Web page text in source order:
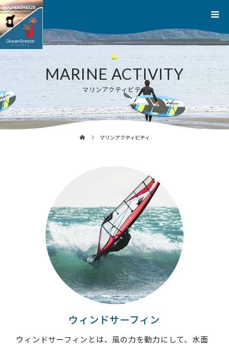
MARINE ACTIVITY
マリンアクティビティ
マリンアクティビティ
ウィンドサーフィン
ウィンドサーフィンとは、風の力を動力にして、水面